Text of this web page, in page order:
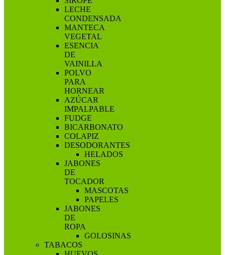
LECHE
CONDENSADA
MANTECA
VEGETAL
ESENCIA
DE
VAINILLA
POLVO
PARA
HORNEAR
AZÚCAR
IMPALPABLE
FUDGE
BICARBONATO
COLAPIZ
DESODORANTES
HELADOS
JABONES
DE
TOCADOR
MASCOTAS
PAPELES
JABONES
DE
ROPA
GOLOSINAS
TABACOS